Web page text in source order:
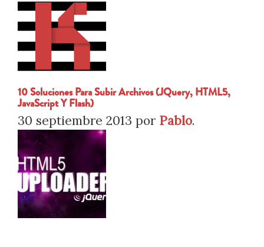
10 Soluciones Para Subir Archivos (jQuery, HTML5,
JavaScript Y Flash)
30 septiembre 2013 por Pablo.